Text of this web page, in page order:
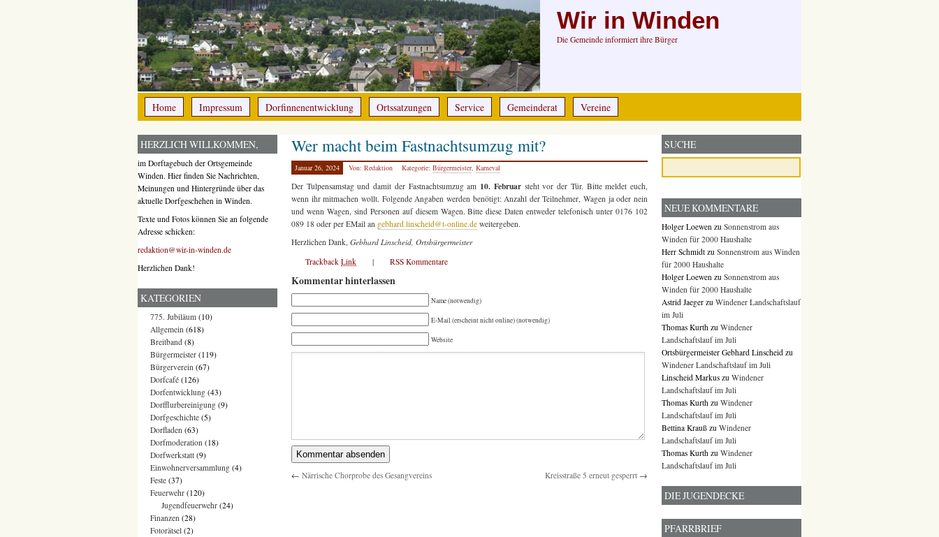
Wir in Winden
Die Gemeinde informiert ihre Bürger
Home Impressum Dorfinnenentwicklung Ortssatzungen Service Gemeinderat Vereine
Wer macht beim Fastnachtsumzug mit?
Januar 26, 2024 Von: Redaktion Kategorie: Bürgermeister, Karneval
Der Tulpensamstag und damit der Fastnachtsumzug am 10. Februar steht vor der Tür. Bitte meldet euch,
wenn ihr mitmachen wollt. Folgende Angaben werden benötigt: Anzahl der Teilnehmer, Wagen ja oder nein
und wenn Wagen, sind Personen auf diesem Wagen. Bitte diese Daten entweder telefonisch unter 0176 102
089 18 oder per EMail an gebhard.linscheid@t-online.de weitergeben.
Herzlichen Dank, Gebhard Linscheid, Ortsbürgermeister
Trackback Link | RSS Kommentare
Kommentar hinterlassen
Name (notwendig)
E-Mail (erscheint nicht online) (notwendig)
Website
← Närrische Chorprobe des Gesangvereins Kreisstraße 5 erneut gesperrt →
HERZLICH WILLKOMMEN,
im Dorftagebuch der Ortsgemeinde
Winden. Hier finden Sie Nachrichten,
Meinungen und Hintergründe über das
aktuelle Dorfgeschehen in Winden.
Texte und Fotos können Sie an folgende
Adresse schicken:
redaktion@wir-in-winden.de
Herzlichen Dank!
KATEGORIEN
775. Jubiläum (10)
Allgemein (618)
Breitband (8)
Bürgermeister (119)
Bürgerverein (67)
Dorfcafé (126)
Dorfentwicklung (43)
Dorfflurbereinigung (9)
Dorfgeschichte (5)
Dorfladen (63)
Dorfmoderation (18)
Dorfwerkstatt (9)
Einwohnerversammlung (4)
Feste (37)
Feuerwehr (120)
Jugendfeuerwehr (24)
Finanzen (28)
Fotorätsel (2)
SUCHE
NEUE KOMMENTARE
Holger Loewen zu Sonnenstrom aus
Winden für 2000 Haushalte
Herr Schmidt zu Sonnenstrom aus Winden
für 2000 Haushalte
Holger Loewen zu Sonnenstrom aus
Winden für 2000 Haushalte
Astrid Jaeger zu Windener Landschaftslauf
im Juli
Thomas Kurth zu Windener
Landschaftslauf im Juli
Ortsbürgermeister Gebhard Linscheid zu
Windener Landschaftslauf im Juli
Linscheid Markus zu Windener
Landschaftslauf im Juli
Thomas Kurth zu Windener
Landschaftslauf im Juli
Bettina Krauß zu Windener
Landschaftslauf im Juli
Thomas Kurth zu Windener
Landschaftslauf im Juli
DIE JUGENDECKE
PFARRBRIEF